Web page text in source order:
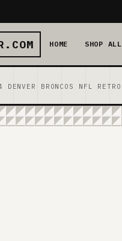
HOME SHOP ALL
DENVER BRONCOS NFL